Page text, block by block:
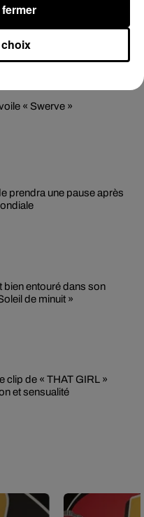
une docu-série sur
Jackson
« Swerve »
prendra une pause après
bien entouré dans son
de minuit »
clip de « THAT GIRL »
et sensualité